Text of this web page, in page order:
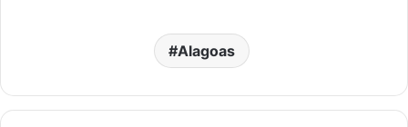
Alagoas